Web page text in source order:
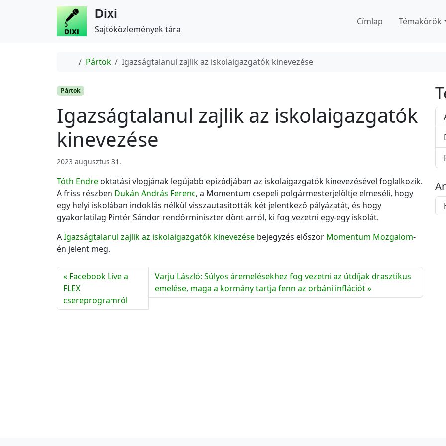
Dixi
Sajtóközlemények tára
Címlap Témakörök
Home
Pártok Igazságtalanul zajlik az iskolaigazgatók kinevezése
Pártok
Igazságtalanul zajlik az iskolaigazgatók
kinevezése
2023 augusztus 31.
Tóth Endre oktatási vlogjának legújabb epizódjában az iskolaigazgatók kinevezésével foglalkozik.
A friss részben Dukán András Ferenc, a Momentum csepeli polgármesterjelöltje elmeséli, hogy
egy helyi iskolában indoklás nélkül visszautasították két jelentkező pályázatát, és hogy
gyakorlatilag Pintér Sándor rendőrminiszter dönt arról, ki fog vezetni egy-egy iskolát.
AIgazságtalanul zajlik az iskolaigazgatók kinevezése bejegyzés először Momentum Mozgalom-
én jelent meg.
Facebook Live a
FLEX
csereprogramról
Varju László: Súlyos áremelésekhez fog vezetni az útdíjak drasztikus
emelése, maga a kormány tartja fenn az orbáni inflációt
r